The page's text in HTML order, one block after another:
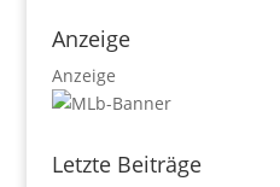
Anzeige
Anzeige
Letzte Beiträge